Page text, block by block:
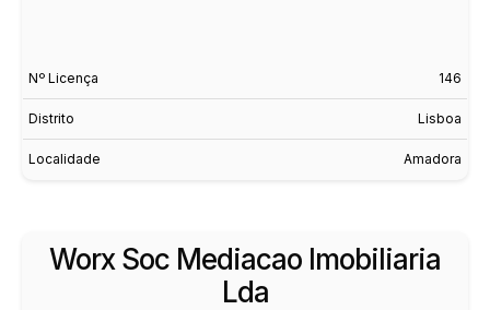
Nº Licença 146
Distrito Lisboa
Localidade Amadora
Worx Soc Mediacao Imobiliaria
Lda